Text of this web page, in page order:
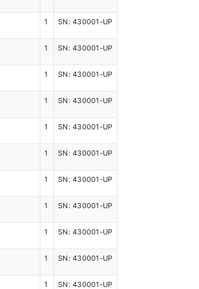
1 SN: 430001-UP
1 SN: 430001-UP
1 SN: 430001-UP
1 SN: 430001-UP
1 SN: 430001-UP
1 SN: 430001-UP
1 SN: 430001-UP
1 SN: 430001-UP
1 SN: 430001-UP
1 SN: 430001-UP
1 SN: 430001-UP